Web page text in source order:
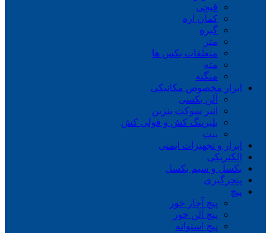
قیچی
کمان اره
گیره
متر
متعلقات بکس ها
مته
منگنه
ابزار مخصوص مکانیکی
آلن بکسی
انبر سوکت بنزین
بلبرینگ کش و فولی کش
بیت
ابزار و تجهیزات ایمنی
الکتریکی
بکسل و سیم بکسل
پنچرگیری
پیچ
پیچ آچار خور
پیچ آلن خور
پیچ استوانه